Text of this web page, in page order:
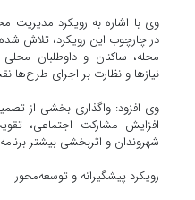
وی با اشاره به رویکرد مدیریت
در چارچوب این رویکرد، تلاش
محله، ساکنان و داوطلبان
نیازها و نظارت بر اجرای طرح‌ها
وی افزود: واگذاری بخشی از
افزایش مشارکت اجتماعی،
شهروندان و اثربخشی بیشتر
رویکرد پیشگیرانه و توسعه‌محور